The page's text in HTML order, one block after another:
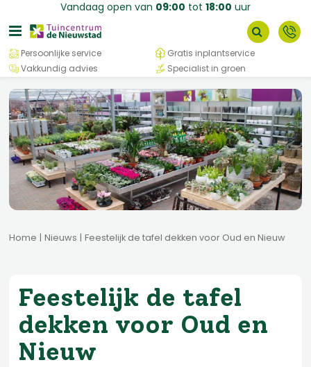
Home Nieuws Feestelijk de tafel dekken voor Oud en Nieuw
Vandaag open van 09:00 tot 18:00 uur
Persoonlijke service
Gratis inplantservice
Vakkundig advies
Specialist in groen
Feestelijk de tafel
dekken voor Oud en
Nieuw